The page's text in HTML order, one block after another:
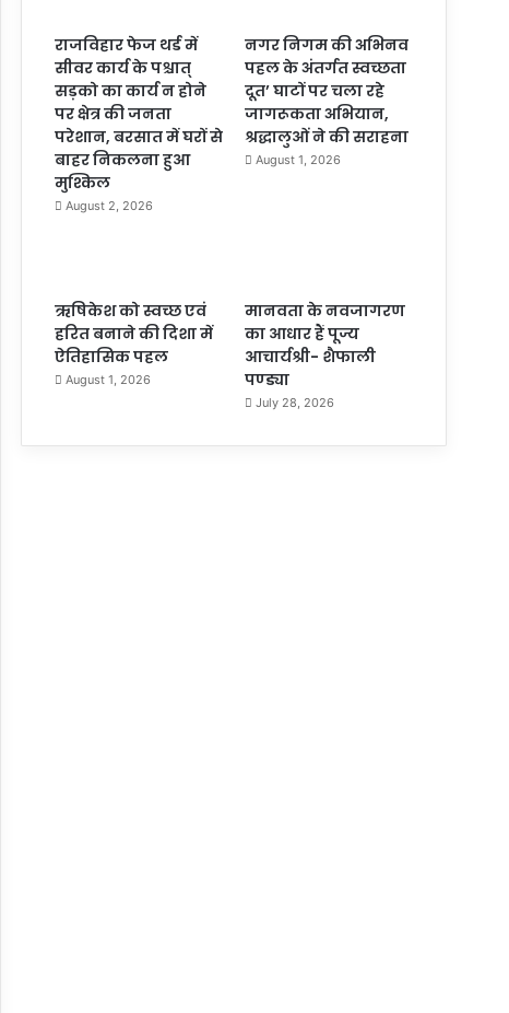
राजविहार फेज थर्ड में
सीवर कार्य के पश्चात्
सड़को का कार्य न होने
पर क्षेत्र की जनता
परेशान, बरसात में घरों से
बाहर निकलना हुआ
मुश्किल
August 2, 2026
नगर निगम की अभिनव
पहल के अंतर्गत स्वच्छता
दूत’ घाटों पर चला रहे
जागरूकता अभियान,
श्रद्धालुओं ने की सराहना
August 1, 2026
ऋषिकेश को स्वच्छ एवं
हरित बनाने की दिशा में
ऐतिहासिक पहल
August 1, 2026
मानवता के नवजागरण
का आधार हैं पूज्य
आचार्यश्री- शैफाली
पण्ड्या
July 28, 2026